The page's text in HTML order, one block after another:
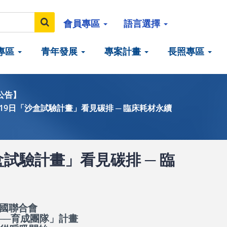
會員專區 語言選擇
區 青年發展 專案計畫 長照專區
告】
日「沙盒試驗計畫」看見碳排 ─ 臨床耗材永續
試驗計畫」看見碳排 ─ 臨
聯合會
育成團隊」計畫